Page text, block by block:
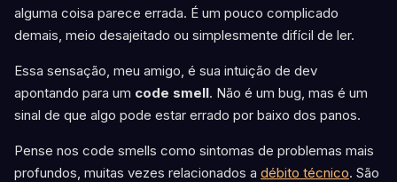
alguma coisa parece errada. É um pouco complicado
demais, meio desajeitado ou simplesmente difícil de ler.
Essa sensação, meu amigo, é sua intuição de dev
apontando para um code smell. Não é um bug, mas é um
sinal de que algo pode estar errado por baixo dos panos.
Pense nos code smells como sintomas de problemas mais
profundos, muitas vezes relacionados a débito técnico. São